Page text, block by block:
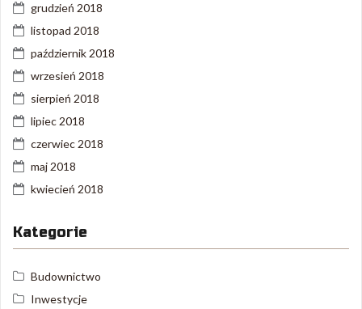
grudzień 2018
listopad 2018
październik 2018
wrzesień 2018
sierpień 2018
lipiec 2018
czerwiec 2018
maj 2018
kwiecień 2018
Kategorie
Budownictwo
Inwestycje